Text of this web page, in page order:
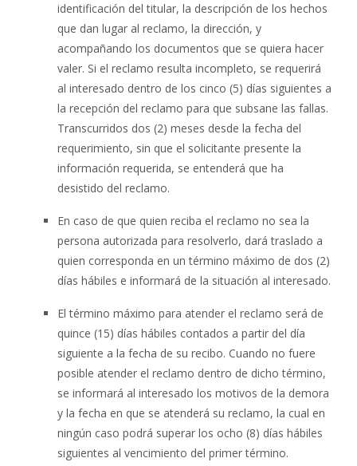
identificación del titular, la descripción de los hechos
que dan lugar al reclamo, la dirección, y
acompañando los documentos que se quiera hacer
valer. Si el reclamo resulta incompleto, se requerirá
al interesado dentro de los cinco (5) días siguientes a
la recepción del reclamo para que subsane las fallas.
Transcurridos dos (2) meses desde la fecha del
requerimiento, sin que el solicitante presente la
información requerida, se entenderá que ha
desistido del reclamo.
En caso de que quien reciba el reclamo no sea la
persona autorizada para resolverlo, dará traslado a
quien corresponda en un término máximo de dos (2)
días hábiles e informará de la situación al interesado.
El término máximo para atender el reclamo será de
quince (15) días hábiles contados a partir del día
siguiente a la fecha de su recibo. Cuando no fuere
posible atender el reclamo dentro de dicho término,
se informará al interesado los motivos de la demora
y la fecha en que se atenderá su reclamo, la cual en
ningún caso podrá superar los ocho (8) días hábiles
siguientes al vencimiento del primer término.